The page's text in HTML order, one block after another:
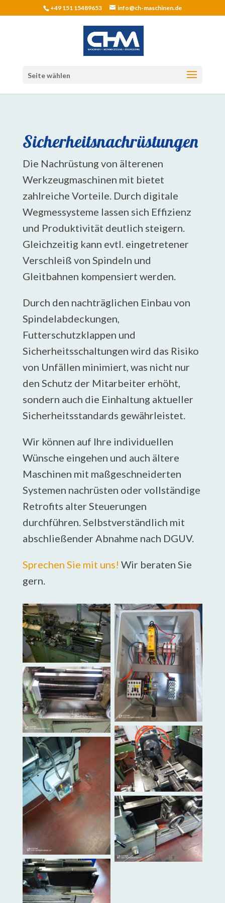
+49 151 15489653 info@ch-maschinen.de
Seite wählen
Sicherheitsnachrüstungen
Die Nachrüstung von älterenen
Werkzeugmaschinen mit bietet
zahlreiche Vorteile. Durch digitale
Wegmessysteme lassen sich Effizienz
und Produktivität deutlich steigern.
Gleichzeitig kann evtl. eingetretener
Verschleiß von Spindeln und
Gleitbahnen kompensiert werden.
Durch den nachträglichen Einbau von
Spindelabdeckungen,
Futterschutzklappen und
Sicherheitsschaltungen wird das Risiko
von Unfällen minimiert, was nicht nur
den Schutz der Mitarbeiter erhöht,
sondern auch die Einhaltung aktueller
Sicherheitsstandards gewährleistet.
Wir können auf Ihre individuellen
Wünsche eingehen und auch ältere
Maschinen mit maßgeschneiderten
Systemen nachrüsten oder vollständige
Retrofits alter Steuerungen
durchführen. Selbstverständlich mit
abschließender Abnahme nach DGUV.
Sprechen Sie mit uns! Wir beraten Sie
gern.